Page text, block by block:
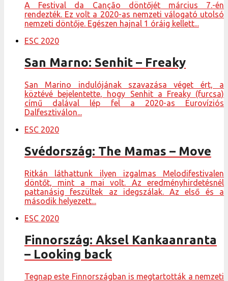
A Festival da Canção döntőjét március 7.-én
rendezték. Ez volt a 2020-as nemzeti válogató utolsó
nemzeti döntője. Egészen hajnal 1 óráig kellett...
ESC 2020
San Marno: Senhit – Freaky
San Marino indulójának szavazása véget ért, a
köztévé bejelentette, hogy Senhit a Freaky (furcsa)
című dalával lép fel a 2020-as Eurovíziós
Dalfesztiválon...
ESC 2020
Svédország: The Mamas – Move
Ritkán láthattunk ilyen izgalmas Melodifestivalen
döntőt, mint a mai volt. Az eredményhirdetésnél
pattanásig feszültek az idegszálak. Az első és a
második helyezett...
ESC 2020
Finnország: Aksel Kankaanranta
– Looking back
Tegnap este Finnországban is megtartották a nemzeti